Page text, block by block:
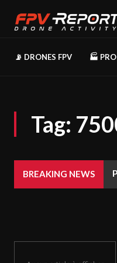
📡 DRONES FPV 🏭
Tag:
BREAKING NEWS